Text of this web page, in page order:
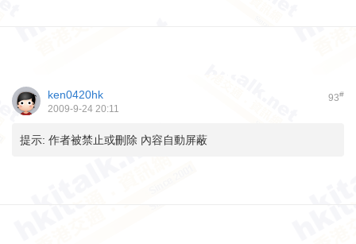
93#
ken0420hk
2009-9-24 20:11
提示: 作者被禁止或刪除 內容自動屏蔽